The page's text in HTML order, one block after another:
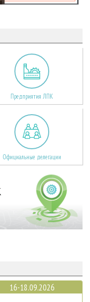
Предприятия ЛПК
Официальные делегации
16-18.09.2026